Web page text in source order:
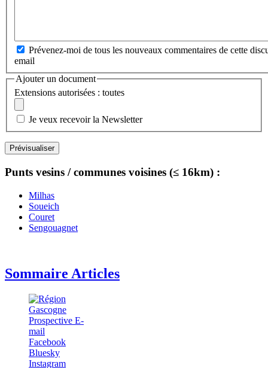
Prévenez-moi de tous les nouveaux commentaires de cette
email
Ajouter un document
Extensions autorisées : toutes
Je veux recevoir la Newsletter
Punts vesins / communes voisines (≤ 16km) :
Milhas
Soueich
Couret
Sengouagnet
Sommaire Articles